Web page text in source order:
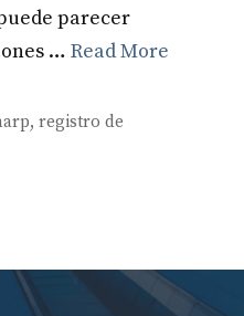
parecer
… Read More
,registro de